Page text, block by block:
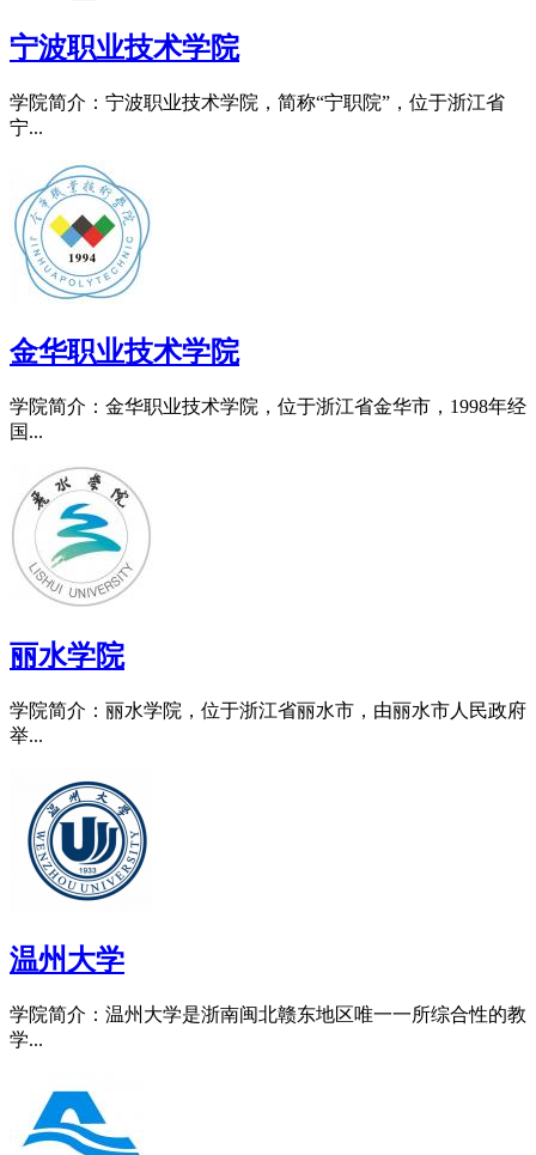
宁波职业技术学院
学院简介：宁波职业技术学院，简称“宁职院”，位于浙江省
宁...
金华职业技术学院
学院简介：金华职业技术学院，位于浙江省金华市，1998年经
国...
丽水学院
学院简介：丽水学院，位于浙江省丽水市，由丽水市人民政府
举...
温州大学
学院简介：温州大学是浙南闽北赣东地区唯一一所综合性的教
学...